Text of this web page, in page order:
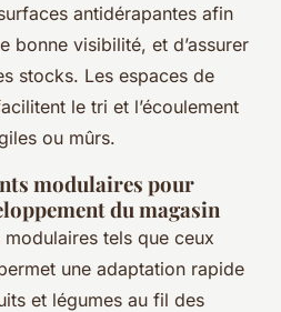
antidérapantes afin
bonne visibilité, et d’assurer
stocks. Les espaces de
le tri et l’écoulement
ou mûrs.
modulaires pour
du magasin
tels que ceux
une adaptation rapide
et légumes au fil des